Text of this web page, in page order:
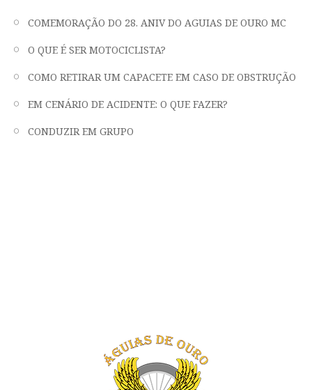
COMEMORAÇÃO DO 28. ANIV DO AGUIAS DE OURO MC
O QUE É SER MOTOCICLISTA?
COMO RETIRAR UM CAPACETE EM CASO DE OBSTRUÇÃO
EM CENÁRIO DE ACIDENTE: O QUE FAZER?
CONDUZIR EM GRUPO